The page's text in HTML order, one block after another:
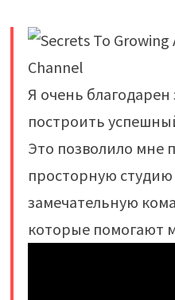
Я очень благодарен
построить
Это позволило мне
просторную
замечательную
которые помогают